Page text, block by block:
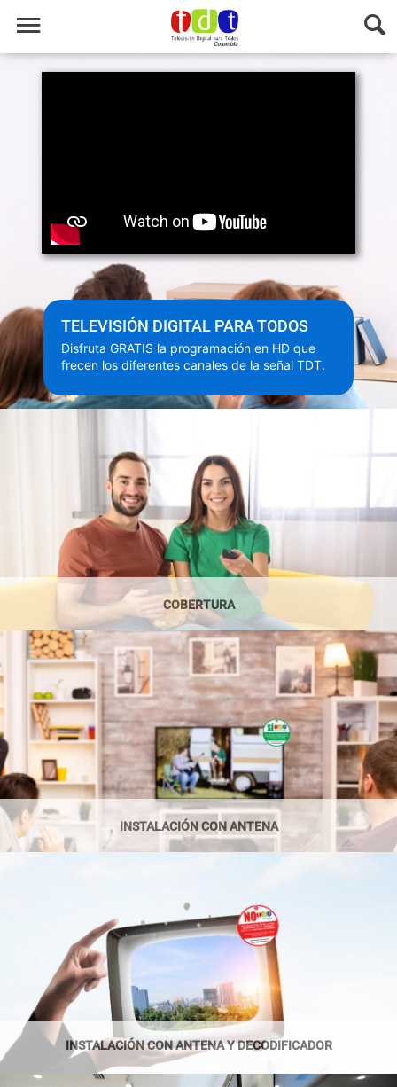
TELEVISIÓN DIGITAL PARA TODOS
Disfruta GRATIS la programación en HD que
frecen los diferentes canales de la señal TDT.
COBERTURA
INSTALACIÓN CON ANTENA
INSTALACIÓN CON ANTENA Y DECODIFICADOR